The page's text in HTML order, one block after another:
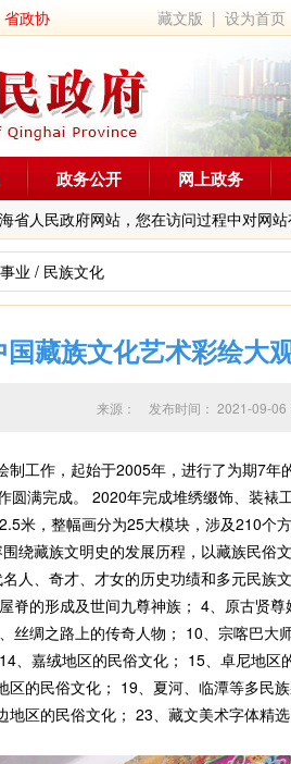
省政协 藏文版 |设为首页
省人民政府网站，您在访问过程中对网站
政务公开 网上政务
业 / 民族文化
国藏族文化艺术彩绘大
来源： 发布时间： 2021-09-06
工作，起始于2005年，进行了为期7年
圆满完成。 2020年完成堆绣缀饰、装
米，整幅画分为25大模块，涉及210个
绕藏族文明史的发展历程，以藏族民
人、奇才、才女的历史功绩和多元民族
脊的形成及世间九尊神族； 4、原古贤
丝绸之路上的传奇人物； 10、宗喀巴
、嘉绒地区的民俗文化； 15、卓尼地
的民俗文化； 19、夏河、临潭等多民
区的民俗文化； 23、藏文美术字体精